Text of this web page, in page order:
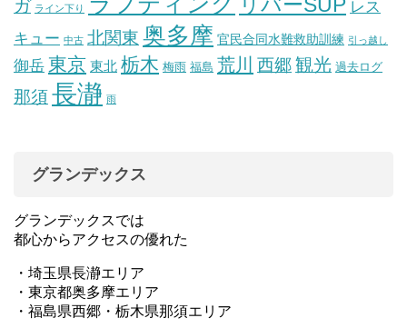
ガ ライン下り
レス
キュー 中古 北関東 奥多摩 官民合同水難救助訓練 引っ越し
御岳 東京 東北 栃木 梅雨 福島 荒川 西郷観光 過去ログ
那須長瀞 雨
グランデックス
グランデックスでは
都心からアクセスの優れた
・埼玉県長瀞エリア
・東京都奥多摩エリア
・福島県西郷・栃木県那須エリア